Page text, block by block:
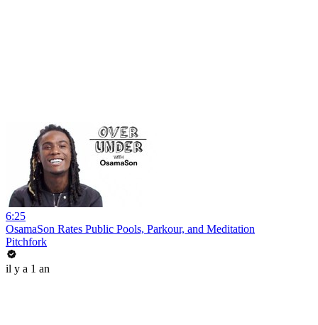
6:25
OsamaSon Rates Public Pools, Parkour, and Meditation
Pitchfork
il y a 1 an